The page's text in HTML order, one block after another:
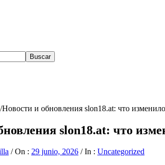
Buscar
/Новости и обновления slon18.at: что
slon18.at: что
/ On : 29 junio, 2026 /In : Uncategorized